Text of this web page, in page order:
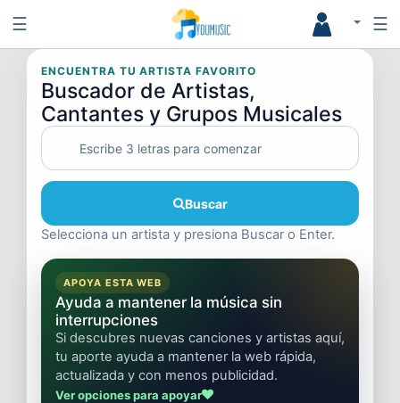
☰ ☰
ENCUENTRA TU ARTISTA FAVORITO
Buscador de Artistas,
Cantantes y Grupos Musicales
Buscar
Selecciona un artista y presiona Buscar o Enter.
APOYA ESTA WEB
Ayuda a mantener la música sin
interrupciones
Si descubres nuevas canciones y artistas aquí,
tu aporte ayuda a mantener la web rápida,
actualizada y con menos publicidad.
Ver opciones para apoyar